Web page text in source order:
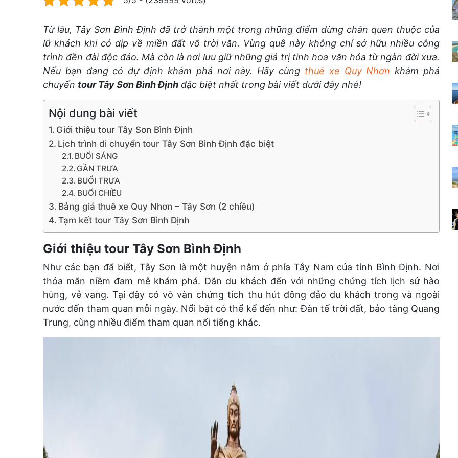
Từ lâu, Tây Sơn Bình Định đã trở thành một trong những điểm dừng chân quen thuộc của
lữ khách khi có dịp về miền đất võ trời văn. Vùng quê này không chỉ sở hữu nhiều công
trình đền đài độc đáo. Mà còn là nơi lưu giữ những giá trị tinh hoa văn hóa từ ngàn đời xưa.
Nếu bạn đang có dự định khám phá nơi này. Hãy cùng thuê xe Quy Nhơn khám phá
chuyến tour Tây Sơn Bình Định đặc biệt nhất trong bài viết dưới đây nhé!
Nội dung bài viết
Giới thiệu tour Tây Sơn Bình Định
Lịch trình di chuyển tour Tây Sơn Bình Định đặc biệt
BUỔI SÁNG
GẦN TRƯA
BUỔI TRƯA
BUỔI CHIỀU
Bảng giá thuê xe Quy Nhơn – Tây Sơn (2 chiều)
Tạm kết tour Tây Sơn Bình Định
Giới thiệu tour Tây Sơn Bình Định
Như các bạn đã biết, Tây Sơn là một huyện nằm ở phía Tây Nam của tỉnh Bình Định. Nơi
thỏa mãn niềm đam mê khám phá. Dẫn du khách đến với những chứng tích lịch sử hào
hùng, vẻ vang. Tại đây có vô vàn chứng tích thu hút đông đảo du khách trong và ngoài
nước đến tham quan mỗi ngày. Nổi bật có thể kể đến như: Đàn tế trời đất, bảo tàng Quang
Trung, cùng nhiều điểm tham quan nổi tiếng khác.